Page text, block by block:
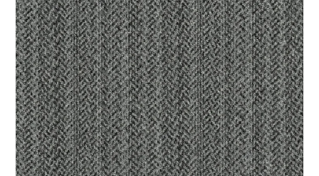
heeft
meerdere
variaties.
Deze
optie
kan
gekozen
worden
op